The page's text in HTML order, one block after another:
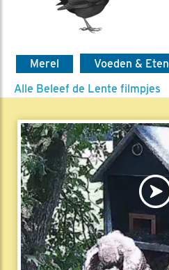
Merel Voeden & Eten
Alle Beleef de Lente filmpjes